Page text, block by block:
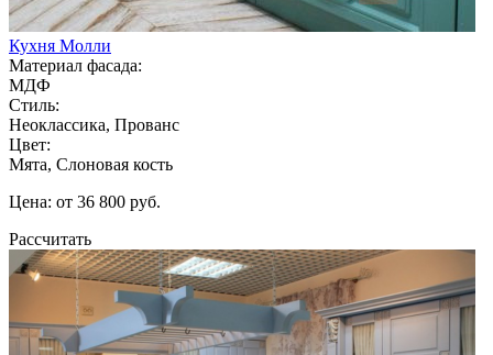
Кухня Молли
Материал фасада:
МДФ
Стиль:
Неоклассика, Прованс
Цвет:
Мята, Слоновая кость
Цена: от 36 800 руб.
Рассчитать